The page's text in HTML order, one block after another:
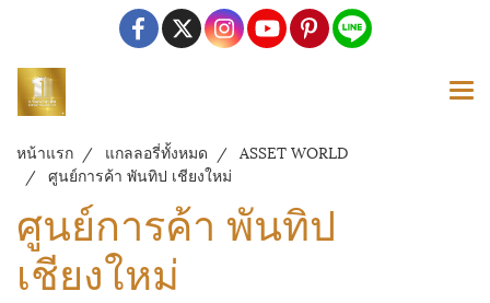
หน้าแรก แกลลอรี่ทั้งหมด
ASSET WORLD
ศูนย์การค้า พันทิป เชียงใหม่
ศูนย์การค้า พันทิป
เชียงใหม่